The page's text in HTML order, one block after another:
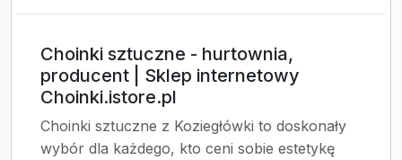
Choinki sztuczne - hurtownia,
producent | Sklep internetowy
Choinki.istore.pl
Choinki sztuczne z Koziegłówki to doskonały
wybór dla każdego, kto ceni sobie estetykę